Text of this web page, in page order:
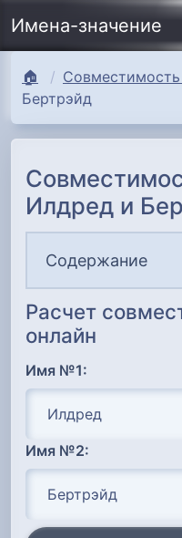
Имена-значение
🏠
Бертрэйд
Илдред и
Содержание
Расчет
онлайн
Имя №1:
Имя №2: